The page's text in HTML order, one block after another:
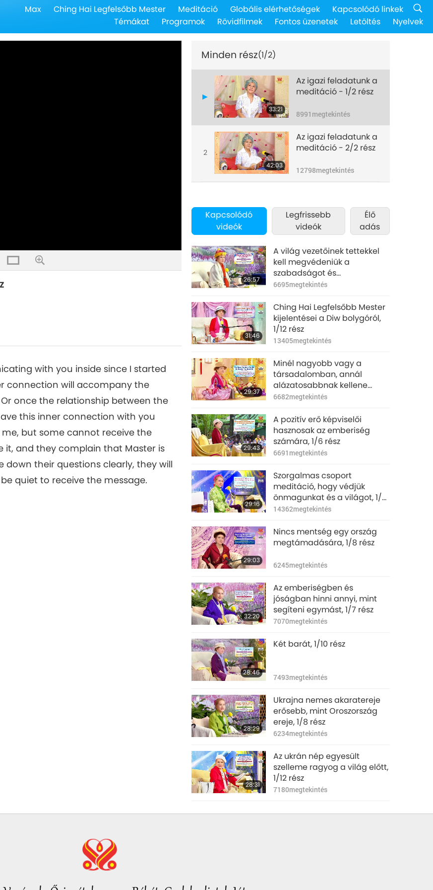
Max Ching Hai Legfelsőbb Mester Meditáció Globális elérhetőségek
Kapcsolódó linkek
Témákat
Programok Rövidfilmek Fontos üzenetek Letöltés Nyelvek
with you inside since I started
connection will accompany the
once the relationship between the
this inner connection with you
but some cannot receive the
it, and they complain that Master is
down their questions clearly, they will
quiet to receive the message.
Minden rész(1/2)
33:21
Az igazi feladatunk a
meditáció - 1/2 rész
8991 megtekintés
2
42:03
Az igazi feladatunk a
meditáció - 2/2 rész
12798megtekintés
Kapcsolódó
videók
Legfrissebb
videók
Élő
adás
26:57
A világ vezetőinek tettekkel
kell megvédeniük a
szabadságot és
demokráciát, 1/5 rész
6695megtekintés
31:46
Ching Hai Legfelsőbb Mester
kijelentései a Diw bolygóról,
1/12 rész
13405megtekintés
29:37
Minél nagyobb vagy a
társadalomban, annál
alázatosabbnak kellene
lenned, 1/3 rész
6682megtekintés
29:43
A pozitív erő képviselői
hasznosak az emberiség
számára, 1/6 rész
6691 megtekintés
29:16
Szorgalmas csoport
meditáció, hogy védjük
önmagunkat és a világot, 1/6
rész
14362megtekintés
29:03
Nincs mentség egy ország
megtámadására, 1/8 rész
6245megtekintés
32:20
Az emberiségben és
jóságban hinni annyi, mint
segíteni egymást, 1/7 rész
7070megtekintés
28:46
Két barát, 1/10 rész
7493megtekintés
28:29
Ukrajna nemes akaratereje
erősebb, mint Oroszország
ereje, 1/8 rész
6234megtekintés
28:31
Az ukrán nép egyesült
szelleme ragyog a világ előtt,
1/12 rész
7180megtekintés